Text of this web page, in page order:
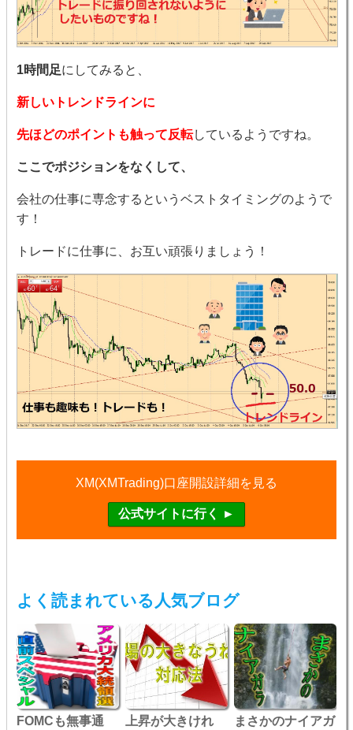
1時間足にしてみると、
新しいトレンドラインに
先ほどのポイントも触って反転しているようですね。
ここでポジションをなくして、
会社の仕事に専念するというベストタイミングのようで
す！
トレードに仕事に、お互い頑張りましょう！
XM(XMTrading)口座開設詳細を見る
よく読まれている人気ブログ
FOMCも無事通
上昇が大きけれ
まさかのナイアガ